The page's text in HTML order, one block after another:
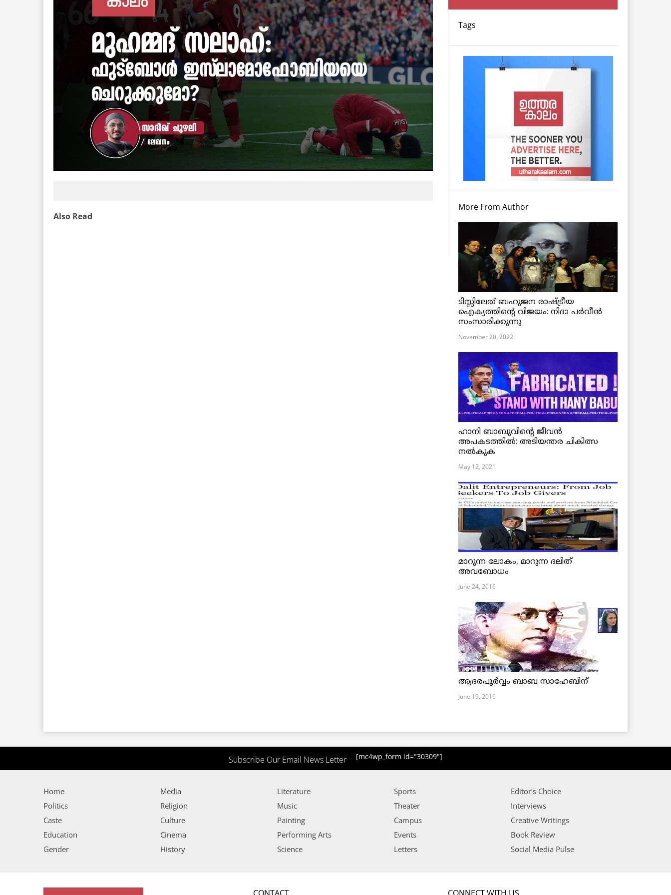
Also Read
Tags
More From Author
ടിസ്സിലേത് ബഹുജന രാഷ്ട്രീയ
ഐക്യത്തിന്റെ വിജയം: നിദാ പർവീൻ
സംസാരിക്കുന്നു
November 20, 2022
ഹാനി ബാബുവിന്റെ ജീവൻ
അപകടത്തിൽ: അടിയന്തര ചികിത്സ
നൽകുക
May 12, 2021
മാറുന്ന ലോകം, മാറുന്ന ദലിത്
അവബോധം
June 24, 2016
ആദരപൂര്‍വ്വം ബാബ സാഹേബിന്
June 19, 2016
Subscribe Our Email News Letter [mc4wp_form id="30309"]
Home
Politics
Caste
Education
Gender
Media
Religion
Culture
Cinema
History
Literature
Music
Painting
Performing Arts
Science
Sports
Theater
Campus
Events
Letters
Editor’s Choice
Interviews
Creative Writings
Book Review
Social Media Pulse